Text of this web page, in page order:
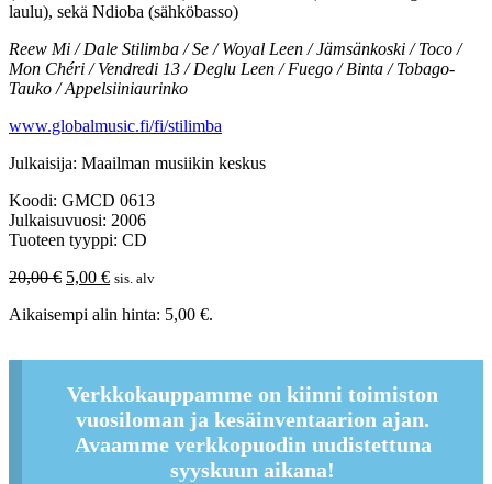
laulu), sekä Ndioba (sähköbasso)
Reew Mi / Dale Stilimba / Se / Woyal Leen / Jämsänkoski / Toco /
Mon Chéri / Vendredi 13 / Deglu Leen / Fuego / Binta / Tobago-
Tauko / Appelsiiniaurinko
www.globalmusic.fi/fi/stilimba
Julkaisija: Maailman musiikin keskus
Koodi: GMCD 0613
Julkaisuvuosi: 2006
Tuoteen tyyppi: CD
20,00€ Alkuperäinen
oli:
5,00 €Nykyinen
on:
sis. alv
Aikaisempi alin hinta: 5,00 €.
Verkkokauppamme on kiinni toimiston
vuosiloman ja kesäinventaarion ajan.
Avaamme verkkopuodin uudistettuna
syyskuun aikana!